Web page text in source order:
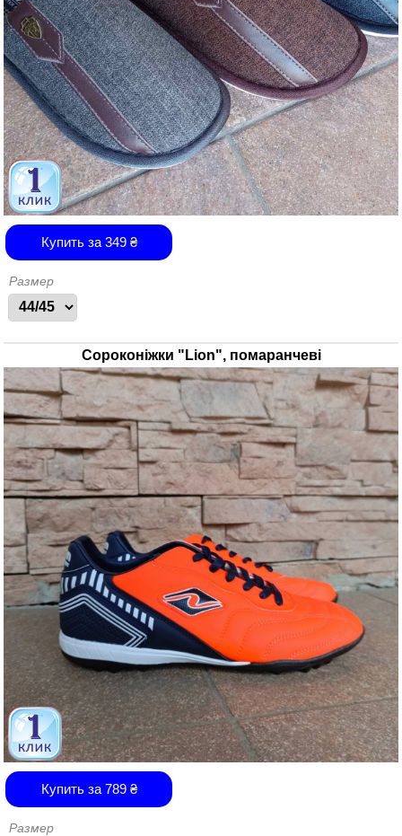
Купить за 349₴
Размер
Сороконіжки "Lion", помаранчеві
Купить за 789₴
Размер